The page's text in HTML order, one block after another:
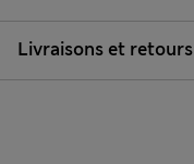
Livraisons et retours